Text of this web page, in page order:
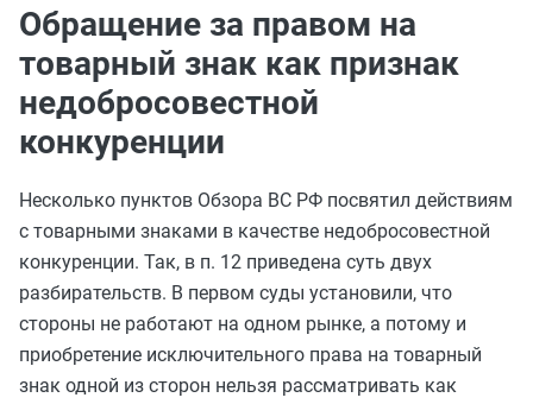
Обращение за правом на
товарный знак как признак
недобросовестной
конкуренции
Несколько пунктов Обзора ВС РФ посвятил действиям
с товарными знаками в качестве недобросовестной
конкуренции. Так, в п. 12 приведена суть двух
разбирательств. В первом суды установили, что
стороны не работают на одном рынке, а потому и
приобретение исключительного права на товарный
знак одной из сторон нельзя рассматривать как